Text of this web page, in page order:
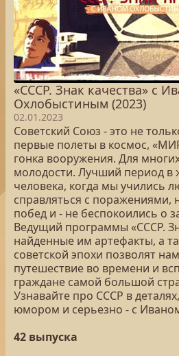
«СССР. Знак качества» с
Охлобыстиным (2023)
02.01.2023
Советский Союз - это не
первые полеты в космос,
гонка вооружения. Для
молодости. Лучший период в
человека, когда мы учились
справляться с поражениями,
побед и - не беспокоились о
Ведущий программы «СССР.
найденные им артефакты, а
советской эпохи позволят
путешествие во времени и
граждане самой большой
Узнавайте про СССР в
юмором и серьезно - с
42 выпуска